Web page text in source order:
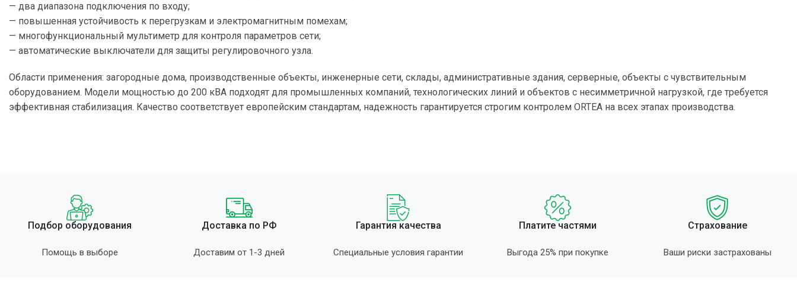
— два диапазона подключения по входу;
— повышенная устойчивость к перегрузкам и электромагнитным помехам;
— многофункциональный мультиметр для контроля параметров сети;
— автоматические выключатели для защиты регулировочного узла.
Области применения: загородные дома, производственные объекты, инженерные сети, склады, административные здания, серверные, объекты с чувствительным
оборудованием. Модели мощностью до 200 кВА подходят для промышленных компаний, технологических линий и объектов с несимметричной нагрузкой, где требуется
эффективная стабилизация. Качество соответствует европейским стандартам, надежность гарантируется строгим контролем ORTEA на всех этапах производства.
Подбор оборудования
Помощь в выборе
Доставка по РФ
Доставим от 1-3 дней
Гарантия качества
Специальные условия гарантии
Платите частями
Выгода 25% при покупке
Страхование
Ваши риски застрахованы